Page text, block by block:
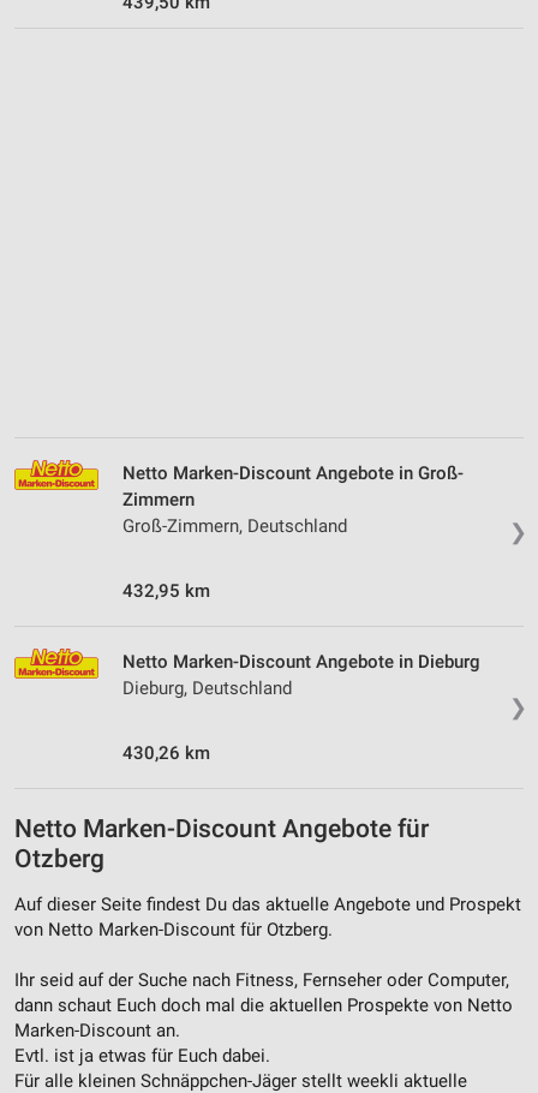
❯
Netto Marken-Discount Angebote in Groß-
Zimmern
Groß-Zimmern, Deutschland
432,95 km
❯
Netto Marken-Discount Angebote in Dieburg
Dieburg, Deutschland
430,26 km
Netto Marken-Discount Angebote für
Otzberg
Auf dieser Seite findest Du das aktuelle Angebote und Prospekt
von Netto Marken-Discount für Otzberg.
Ihr seid auf der Suche nach Fitness, Fernseher oder Computer,
dann schaut Euch doch mal die aktuellen Prospekte von Netto
Marken-Discount an.
Evtl. ist ja etwas für Euch dabei.
Für alle kleinen Schnäppchen-Jäger stellt weekli aktuelle